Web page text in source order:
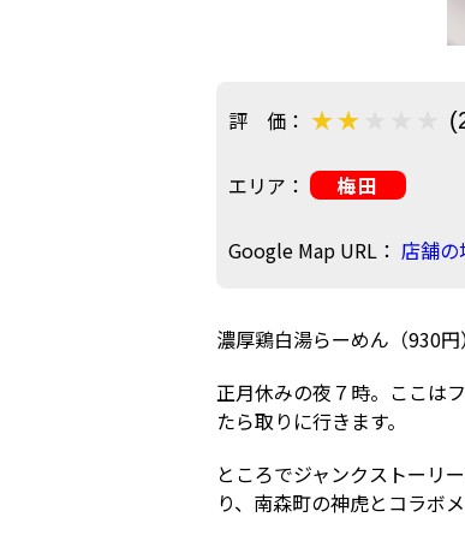
評 価：
エリア： 梅田
Google Map URL： 店舗の
濃厚鶏白湯らーめん（930円
正月休みの夜７時。ここは
たら取りに行きます。
ところでジャンクストーリ
り、南森町の神虎とコラボ